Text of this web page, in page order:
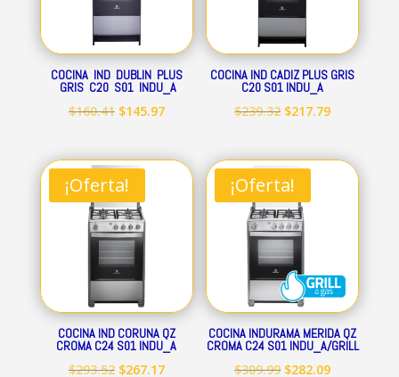
COCINA IND DUBLIN PLUS
GRIS C20 S01 INDU_A
$160.41 El
original
era:
$160.41.
$145.97El
actual
COCINA IND CADIZ PLUS GRIS
C20 S01 INDU_A
$239.32 El
original
era:
$239.32.
$217.79El
actual
¡Oferta!
COCINA IND CORUNA QZ
CROMA C24 S01 INDU_A
$293.52 El
$267.17El
¡Oferta!
COCINA INDURAMA MERIDA QZ
CROMA C24 S01 INDU_A/GRILL
$309.99 El
$282.09El